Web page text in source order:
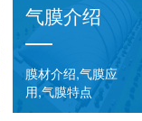
气膜介绍
膜材介绍,气膜应
用,气膜特点